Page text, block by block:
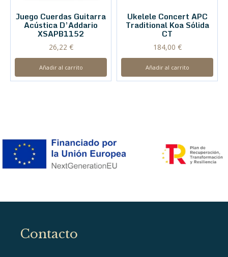
Juego Cuerdas Guitarra
Acústica D’Addario
XSAPB1152
26,22 €
Añadir al carrito
Ukelele Concert APC
Traditional Koa Sólida
CT
184,00 €
Añadir al carrito
Contacto